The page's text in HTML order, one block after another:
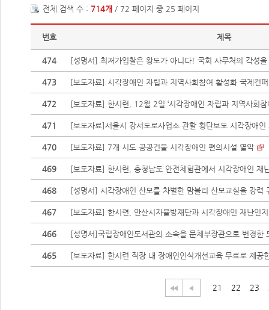
전체 검색 수 : 714개 / 72 페이지 중 25 페이지
번호 제목
474 [성명서] 최저가입찰은 왕도가 아니다! 국회 사무처의 각성을
473 [보도자료] 시각장애인 자립과 지역사회참여 활성화 국제컨
472 [보도자료] 한시련, 12월 2일 ‘시각장애인 자립과 지역사회
471 [보도자료]서울시 강서도로사업소 관할 횡단보도 시각장애인
470 [보도자료] 7개 시도 공공건물 시각장애인 편의시설 열악
469 [보도자료] 한시련, 충청남도 안전체험관에서 시각장애인 재
468 [성명서] 시각장애인 산모를 차별한 맘블리 산모교실을 강력
467 [보도자료] 한시련, 안산시자율방재단과 시각장애인 재난인
466 [성명서]국립장애인도서관의 소속을 문체부장관으로 변경한
465 [보도자료] 한시련 직장 내 장애인인식개선교육 무료로 제공
21 22 23